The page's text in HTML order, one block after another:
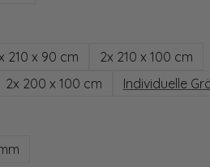
210 x 90 cm
2x 210 x 100 cm
2x 200 x 100 cm Individuelle
ist zurzeit nicht verfügbar.)